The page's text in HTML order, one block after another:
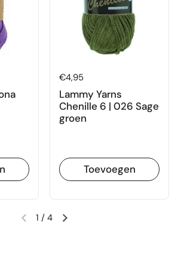
Prijs:
€4,95
Lammy Yarns
Chenille 6 | 026 Sage
groen
Toevoegen
Vorige diaVolgende dia
1 / 4